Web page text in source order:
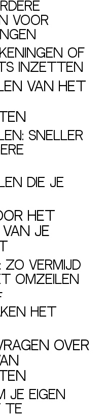
voor
of
inzetten
van het
sneller
die je
het
van je
zo vermijd
omzeilen
het
over
je eigen
te